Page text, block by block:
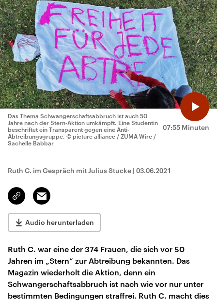
07:55 Minuten
Das Thema Schwangerschaftsabbruch ist auch 50
Jahre nach der Stern-Aktion umkämpft. Eine Studentin
beschriftet ein Transparent gegen eine Anti-
Abtreibungsgruppe. © picture alliance / ZUMA Wire /
Sachelle Babbar
Ruth C. im Gespräch mit Julius Stucke | 03.06.2021
Link
kopieren/teilen
Email
Audio herunterladen
Ruth C. war eine der 374 Frauen, die sich vor 50
Jahren im „Stern“ zur Abtreibung bekannten. Das
Magazin wiederholt die Aktion, denn ein
Schwangerschaftsabbruch ist nach wie vor nur unter
bestimmten Bedingungen straffrei. Ruth C. macht dies